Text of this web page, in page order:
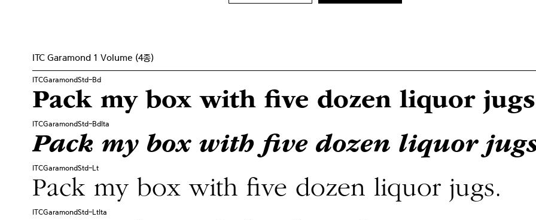
ITC Garamond 1 Volume (4종)
ITCGaramondStd-Bd
Pack my box with five dozen liquor
ITCGaramondStd-BdIta
Pack my box with five dozen liquor
ITCGaramondStd-Lt
Pack my box with five dozen liquor jugs.
ITCGaramondStd-LtIta